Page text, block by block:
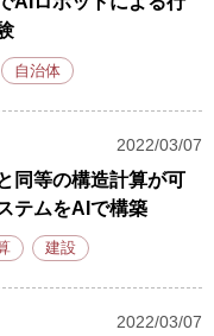
自治体
2022/03/07
同等の構造計算が可
テムをAIで構築
建設
2022/03/07